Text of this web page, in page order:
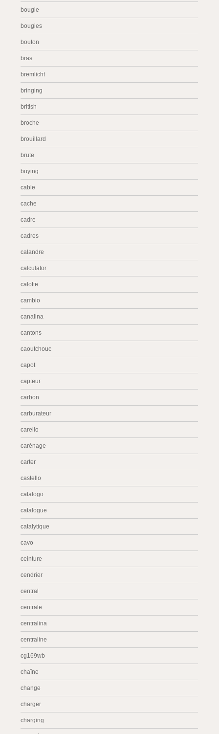
bougie
bougies
bouton
bras
bremlicht
bringing
british
broche
brouillard
brute
buying
cable
cache
cadre
cadres
calandre
calculator
calotte
cambio
canalina
cantons
caoutchouc
capot
capteur
carbon
carburateur
carello
carénage
carter
castello
catalogo
catalogue
catalytique
cavo
ceinture
cendrier
central
centrale
centralina
centraline
cg169wb
chaîne
change
charger
charging